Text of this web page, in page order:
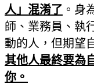
人」混淆了 。身
師、業務員、執
動的人，但期望
其他人最終要為
你。